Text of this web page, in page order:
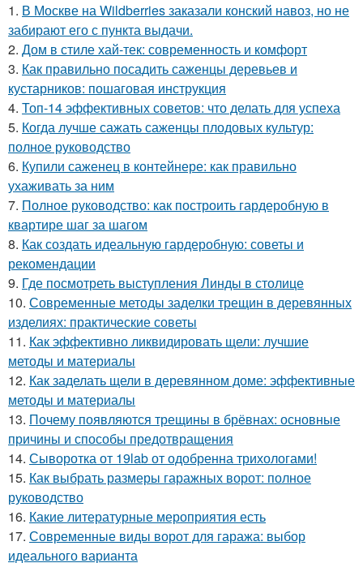
1. В Москве на Wildberries заказали конский навоз, но не
забирают его с пункта выдачи.
2. Дом в стиле хай-тек: современность и комфорт
3. Как правильно посадить саженцы деревьев и
кустарников: пошаговая инструкция
4. Топ-14 эффективных советов: что делать для успеха
5. Когда лучше сажать саженцы плодовых культур:
полное руководство
6. Купили саженец в контейнере: как правильно
ухаживать за ним
7. Полное руководство: как построить гардеробную в
квартире шаг за шагом
8. Как создать идеальную гардеробную: советы и
рекомендации
9. Где посмотреть выступления Линды в столице
10. Современные методы заделки трещин в деревянных
изделиях: практические советы
11. Как эффективно ликвидировать щели: лучшие
методы и материалы
12. Как заделать щели в деревянном доме: эффективные
методы и материалы
13. Почему появляются трещины в брёвнах: основные
причины и способы предотвращения
14. Сыворотка от 19lab от одобренна трихологами!
15. Как выбрать размеры гаражных ворот: полное
руководство
16. Какие литературные мероприятия есть
17. Современные виды ворот для гаража: выбор
идеального варианта